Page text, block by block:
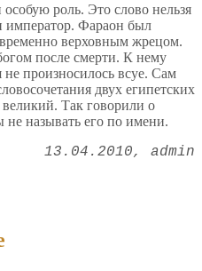
роль. Это слово нельзя
император. Фараон был
верховным жрецом.
после смерти. К нему
не произносилось всуе. Сам
двух египетских
великий. Так говорили о
не называть его по имени.
13.04.2010 admin